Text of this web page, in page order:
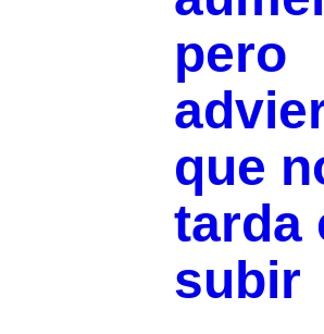
pero
que
tarda
subir